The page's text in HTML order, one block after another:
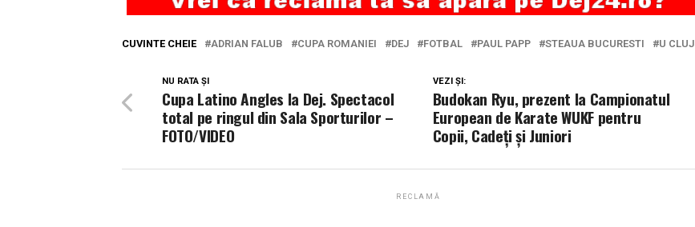
CUVINTE CHEIE ADRIAN FALUB CUPA ROMANIEI DEJ FOTBAL PAUL PAPP STEAUA BUCURESTI U CLUJ
VEZI ȘI:
Budokan Ryu, prezent la Campionatul
European de Karate WUKF pentru
Copii, Cadeți și Juniori
NU RATA ȘI
Cupa Latino Angles la Dej. Spectacol
total pe ringul din Sala Sporturilor –
FOTO/VIDEO
RECLAMĂ